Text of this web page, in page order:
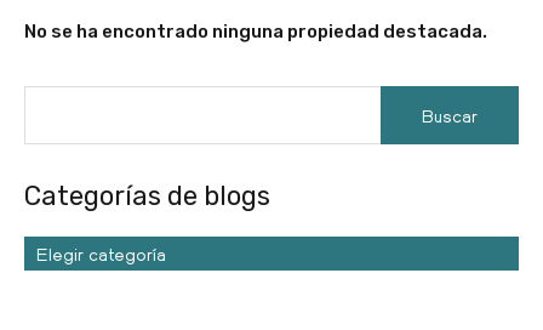
No se ha encontrado ninguna propiedad destacada.
Categorías de blogs
Elegir categoría